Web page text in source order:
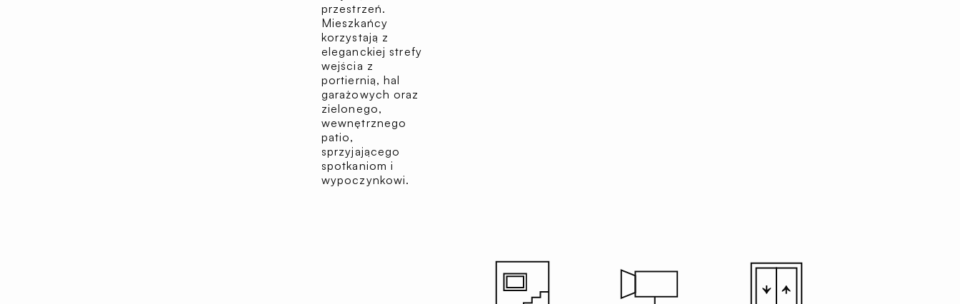
przestrzeń.
Mieszkańcy
korzystają z
eleganckiej strefy
wejścia z
portiernią, hal
garażowych oraz
zielonego,
wewnętrznego
patio,
sprzyjającego
spotkaniom i
wypoczynkowi.